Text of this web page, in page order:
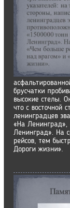
брусчатки
высокие стелы.
что с восточной
ленинградцев
«На Ленинград»,
Ленинград». На
рейсов, тем
Дороги жизни».